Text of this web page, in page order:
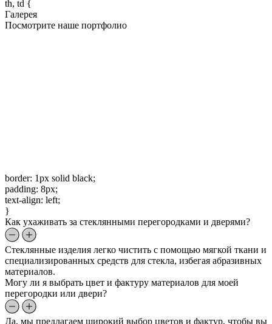
th, td {
Галерея
Посмотрите наше портфолио
border: 1px solid black;
padding: 8px;
text-align: left;
}
Как ухаживать за стеклянными перегородками и дверями?
Стеклянные изделия легко чистить с помощью мягкой ткани и
специализированных средств для стекла, избегая абразивных
материалов.
Могу ли я выбрать цвет и фактуру материалов для моей
перегородки или двери?
Да, мы предлагаем широкий выбор цветов и фактур, чтобы вы